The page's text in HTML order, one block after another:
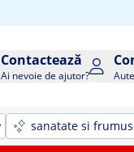
Contactează
Ai nevoie de ajutor?
sanatate si